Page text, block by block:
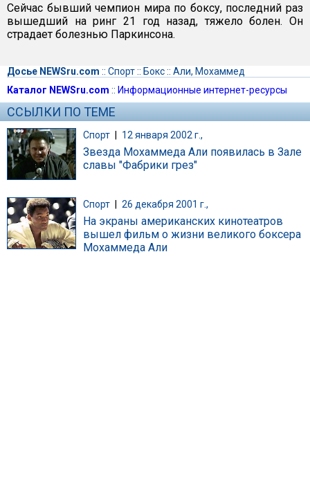
Сейчас бывший чемпион мира по боксу, последний раз
вышедший на ринг 21 год назад, тяжело болен. Он
страдает болезнью Паркинсона.
Досье NEWSru.com :: Спорт:: Бокс:: Али, Мохаммед
Каталог NEWSru.com :: Информационные интернет-ресурсы
ССЫЛКИ ПО ТЕМЕ
Спорт | 12 января 2002 г.,
Звезда Мохаммеда Али появилась в Зале
славы "Фабрики грез"
Спорт 26 декабря 2001 г.,
На экраны американских кинотеатров
вышел фильм о жизни великого боксера
Мохаммеда Али